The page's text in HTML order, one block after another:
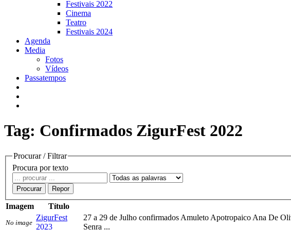
Festivais 2022
Cinema
Teatro
Festivais 2024
Agenda
Media
Fotos
Vídeos
Passatempos
Tag: Confirmados ZigurFest 2022
Procurar / Filtrar
Procura por texto
Procurar Repor
Imagem Título
No image
ZigurFest
2023
27 a 29 de Julho confirmados Amuleto Apotropaico Ana De
Senra ...